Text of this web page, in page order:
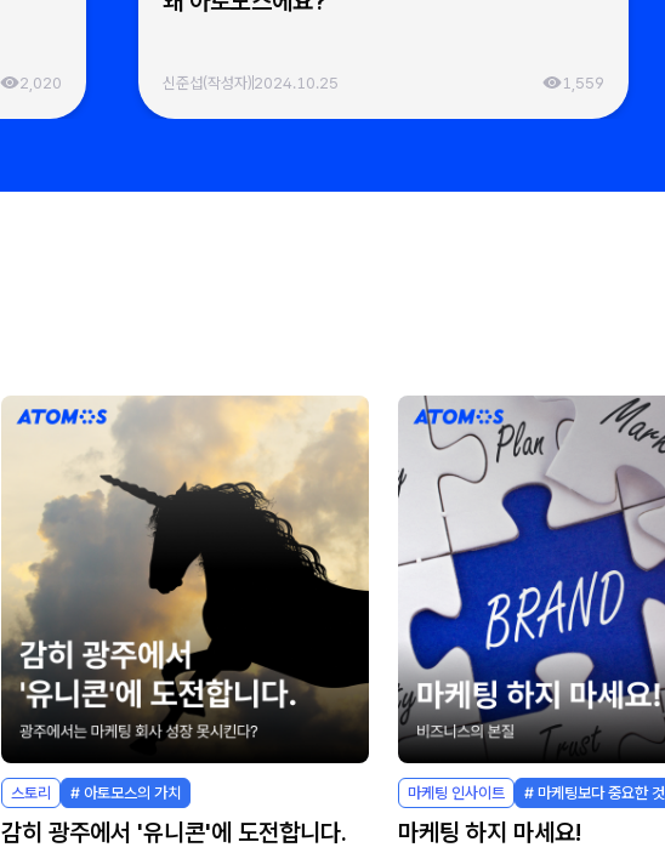
2,020 신준섭(작성자) 2024.10.25 1,559
스토리 # 아토모스의 가치
감히 광주에서 '유니콘'에 도전합니다.
마케팅 인사이트 # 마케팅보다 중요한 것
마케팅 하지 마세요!